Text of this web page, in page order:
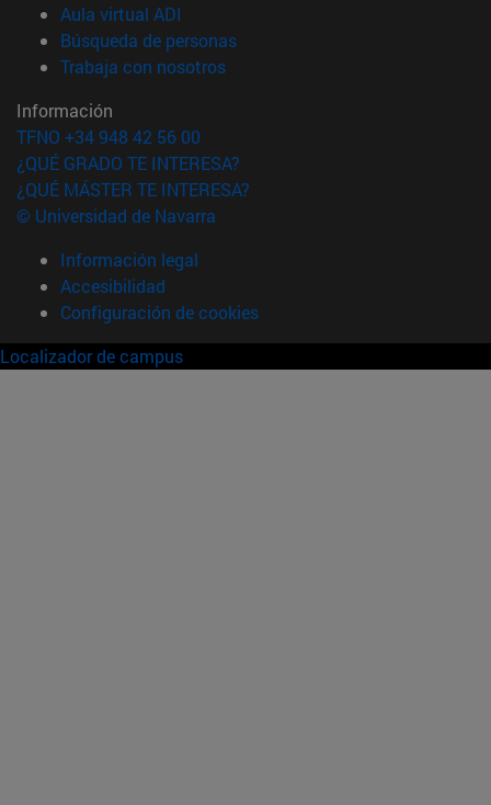
Aula virtual ADI
Búsqueda de personas(abre en nueva ventana)
Trabaja con nosotros(abre en nueva ventana)
Información
TFNO +34 948 42 56 00
¿QUÉ GRADO TE INTERESA?
¿QUÉ MÁSTER TE INTERESA?
© Universidad de Navarra
Información legal
Accesibilidad
Configuración de cookies
Localizador de campus